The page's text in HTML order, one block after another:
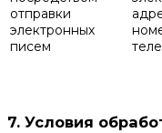
отправки
электронных
писем
7. Условия